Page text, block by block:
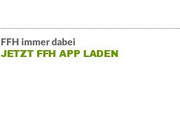
FFH immer dabei
JETZT FFH APP LADEN